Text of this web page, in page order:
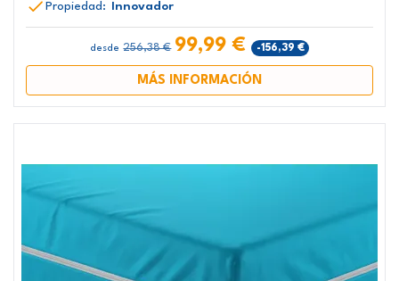
Propiedad: Innovador
desde 256,38 € 99,99 € -156,39 €
MÁS INFORMACIÓN